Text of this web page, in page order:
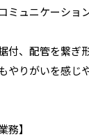
ミュニケーショ
付、配管を繋ぎ
やりがいを感じ
務】